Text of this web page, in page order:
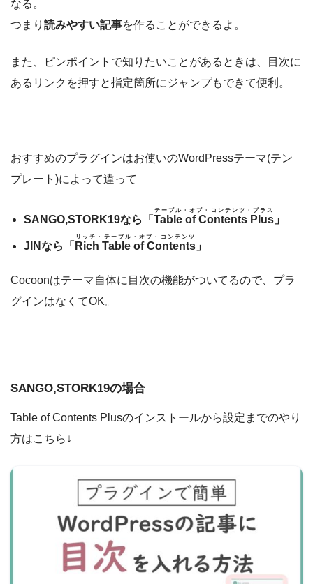
なる。
つまり 読みやすい記事を作ることができるよ。
また、ピンポイントで知りたいことがあるときは、目次に
あるリンクを押すと指定箇所にジャンプもできて便利。
おすすめのプラグインはお使いのWordPressテーマ(テン
プレート)によって違って
SANGO,STORK19なら「 Table of Contents Plus
テーブル・オブ・コンテンツ・プラス
」
JINなら「 Rich Table of Contents
リッチ・テーブル・オブ・コンテンツ
」
Cocoonはテーマ自体に目次の機能がついてるので、プラ
グインはなくてOK。
SANGO,STORK19の場合
Table of Contents Plusのインストールから設定までのやり
方はこちら↓